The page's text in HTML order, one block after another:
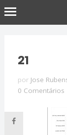
21
por Jose
0 Comentários